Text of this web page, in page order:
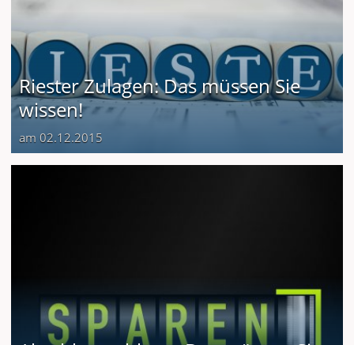
Riester Zulagen: Das müssen Sie
wissen!
am 02.12.2015